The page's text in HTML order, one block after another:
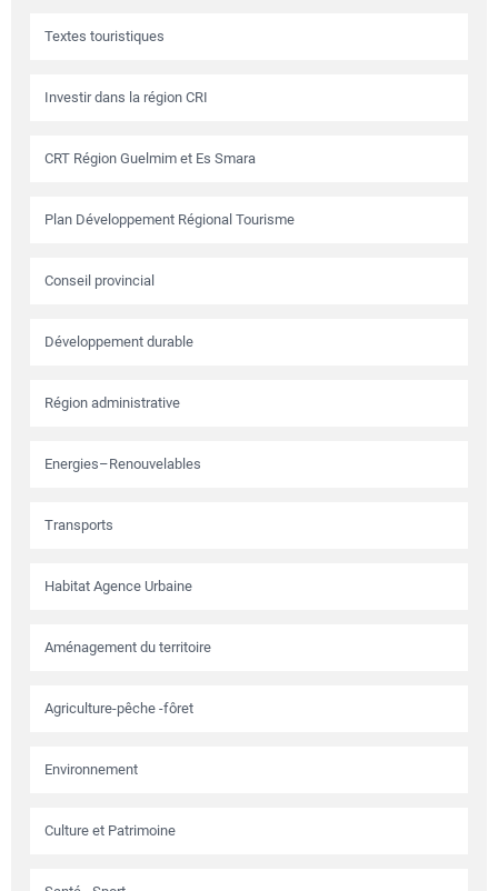
Textes touristiques
Investir dans la région CRI
CRT Région Guelmim et Es Smara
Plan Développement Régional Tourisme
Conseil provincial
Développement durable
Région administrative
Energies–Renouvelables
Transports
Habitat Agence Urbaine
Aménagement du territoire
Agriculture-pêche -fôret
Environnement
Culture et Patrimoine